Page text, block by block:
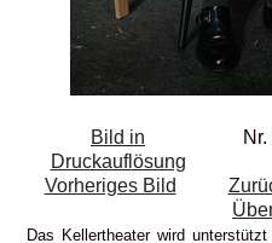
Bild in
Druckauflösung
Vorheriges Bild
Das Kellertheater wird